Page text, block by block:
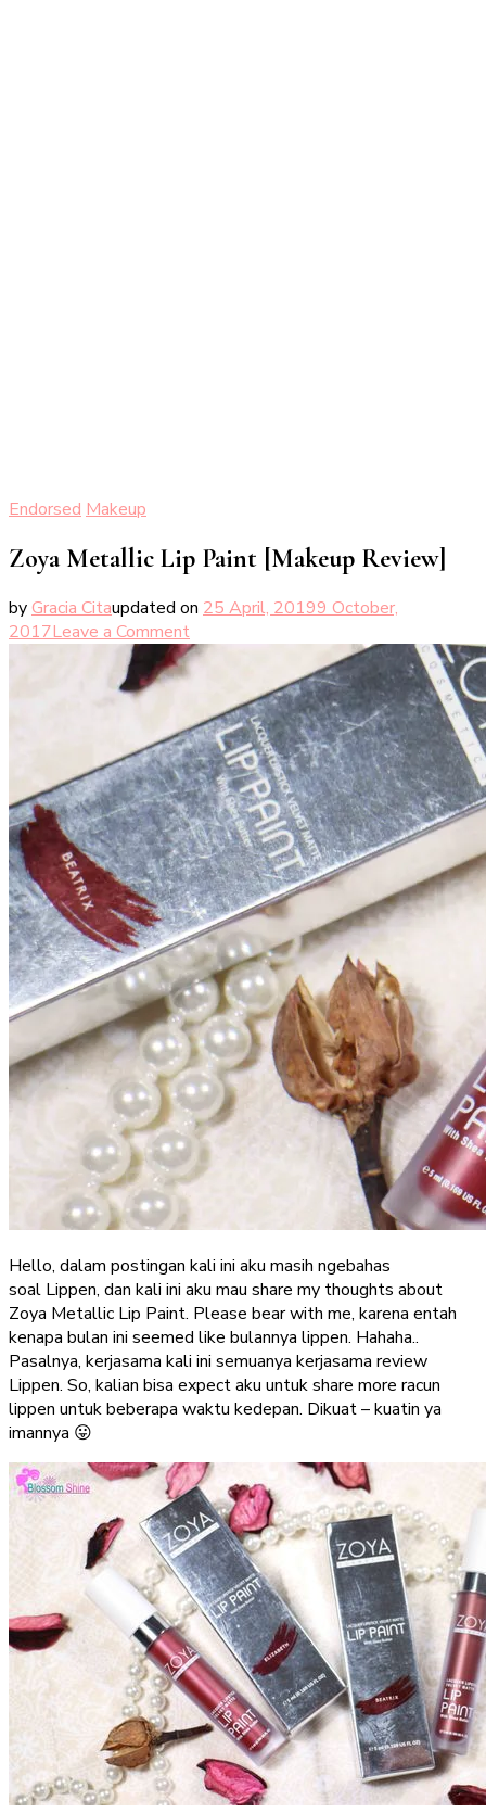
Endorsed Makeup
Zoya Metallic Lip Paint [Makeup Review]
byGracia Citaupdated on 25 April, 20199 October,
2017Leave a Commenton
Zoya
Metallic
Paint
[Makeup
Review]
Hello, dalam postingan kali ini aku masih ngebahas
soal Lippen, dan kali ini aku mau share my thoughts about
Zoya Metallic Lip Paint. Please bear with me, karena entah
kenapa bulan ini seemed like bulannya lippen. Hahaha..
Pasalnya, kerjasama kali ini semuanya kerjasama review
Lippen. So, kalian bisa expect aku untuk share more racun
lippen untuk beberapa waktu kedepan. Dikuat – kuatin ya
imannya 😛